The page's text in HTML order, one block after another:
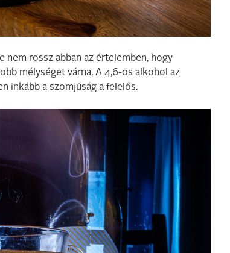
nem rossz abban az értelemben, hogy
mélységet várna. A 4,6-os alkohol az
inkább a szomjúság a felelős.